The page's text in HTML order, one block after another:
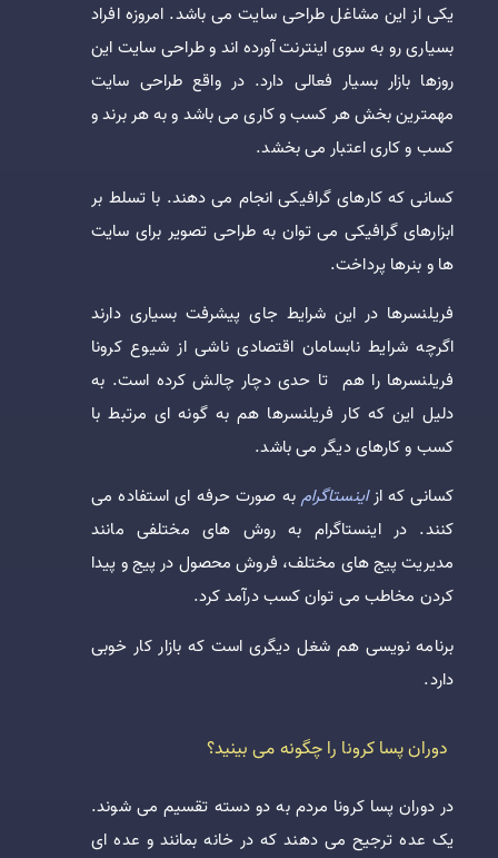
یکی از این مشاغل طراحی سایت می باشد. امروزه افراد
بسیاری رو به سوی اینترنت آورده اند و طراحی سایت این
روزها بازار بسیار فعالی دارد. در واقع طراحی سایت
مهمترین بخش هر کسب و کاری می باشد و به هر برند و
کسب و کاری اعتبار می بخشد.
کسانی که کارهای گرافیکی انجام می دهند. با تسلط بر
ابزارهای گرافیکی می توان به طراحی تصویر برای سایت
ها و بنرها پرداخت.
فریلنسرها در این شرایط جای پیشرفت بسیاری دارند
اگرچه شرایط نابسامان اقتصادی ناشی از شیوع کرونا
فریلنسرها را هم تا حدی دچار چالش کرده است. به
دلیل این که کار فریلنسرها هم به گونه ای مرتبط با
کسب و کارهای دیگر می باشد.
کسانی که ازاینستاگرام به صورت حرفه ای استفاده می
کنند. در اینستاگرام به روش های مختلفی مانند
مدیریت پیج های مختلف، فروش محصول در پیج و پیدا
کردن مخاطب می توان کسب درآمد کرد.
برنامه نویسی هم شغل دیگری است که بازار کار خوبی
دارد.
دوران پسا کرونا را چگونه می بینید؟
در دوران پسا کرونا مردم به دو دسته تقسیم می شوند.
یک عده ترجیح می دهند که در خانه بمانند و عده ای